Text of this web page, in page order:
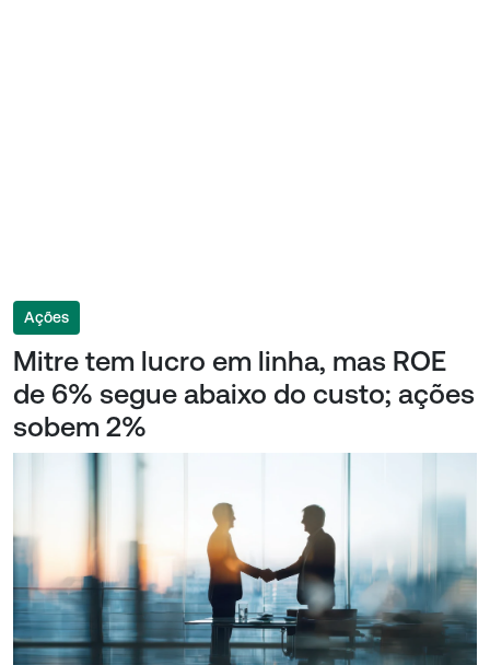
Ações
Mitre tem lucro em linha, mas ROE
de 6% segue abaixo do custo; ações
sobem 2%